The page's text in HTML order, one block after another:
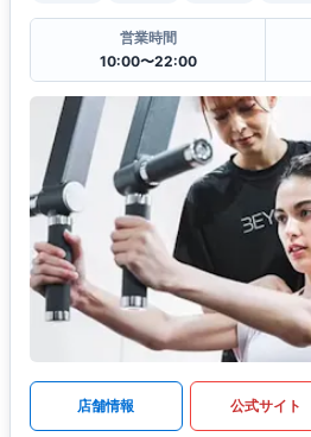
営業時間
10:00〜22:00
店舗情報 公式サイト